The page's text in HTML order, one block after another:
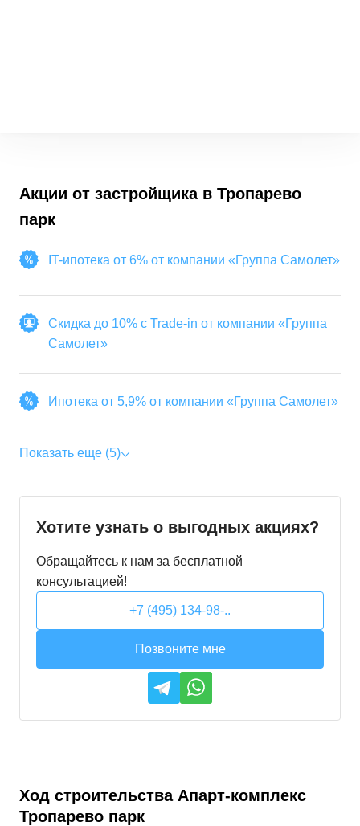
Акции от застройщика в Тропарево
парк
IT-ипотека от 6% от компании «Группа Самолет»
Скидка до 10% с Trade-in от компании «Группа
Самолет»
Ипотека от 5,9% от компании «Группа Самолет»
Показать еще (5)
Хотите узнать о выгодных акциях?
Обращайтесь к нам за бесплатной
консультацией!
+7 (495) 134-98-..
Позвоните мне
Ход строительства Апарт-комплекс
Тропарево парк